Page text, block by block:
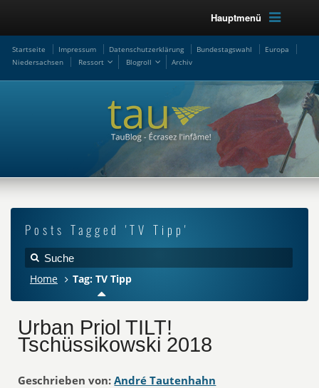
Hauptmenü
Startseite Impressum Datenschutzerklärung Bundestagswahl
Europa
Niedersachsen
Ressort Blogroll Archiv
Posts Tagged 'TV Tipp'
Home Tag: TV Tipp
Urban Priol TILT!
Tschüssikowski 2018
Geschrieben von: André Tautenhahn